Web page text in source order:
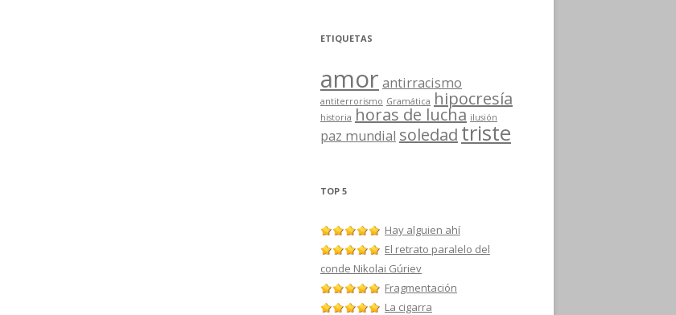
ETIQUETAS
amor antirracismo
antiterrorismo Gramática hipocresía
historia horas de lucha ilusión
paz mundial soledad triste
TOP 5
Hay alguien ahí
El retrato paralelo del
conde Nikolai Gúriev
Fragmentación
La cigarra